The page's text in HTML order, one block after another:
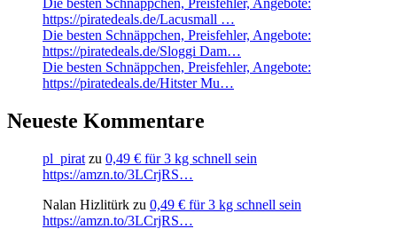
Die besten Schnäppchen, Preisfehler, Angebote:
https://piratedeals.de/Lacusmall …
Die besten Schnäppchen, Preisfehler, Angebote:
https://piratedeals.de/Sloggi Dam…
Die besten Schnäppchen, Preisfehler, Angebote:
https://piratedeals.de/Hitster Mu…
Neueste Kommentare
pl_pirat zu 0,49 € für 3 kg schnell sein
https://amzn.to/3LCrjRS…
Nalan Hizlitürk zu 0,49 € für 3 kg schnell sein
https://amzn.to/3LCrjRS…